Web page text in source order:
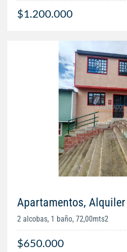
$1.200.000
Apartamentos,
2 alcobas, 1 baño, 72,00mts2
$650.000